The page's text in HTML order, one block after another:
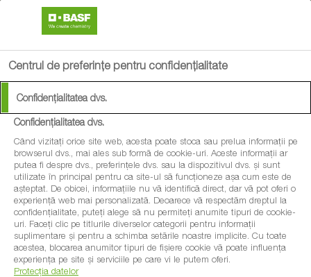
Centrul de preferințe pentru confidențialitate
Confidențialitatea dvs.
Confidențialitatea dvs.
Când vizitați orice site web, acesta poate stoca sau prelua informații pe
browserul dvs., mai ales sub formă de cookie-uri. Aceste informații ar
putea fi despre dvs., preferințele dvs. sau la dispozitivul dvs. și sunt
utilizate în principal pentru ca site-ul să funcționeze așa cum este de
așteptat. De obicei, informațiile nu vă identifică direct, dar vă pot oferi o
experiență web mai personalizată. Deoarece vă respectăm dreptul la
confidențialitate, puteți alege să nu permiteți anumite tipuri de cookie-
uri. Faceți clic pe titlurile diverselor categorii pentru informații
suplimentare și pentru a schimba setările noastre implicite. Cu toate
acestea, blocarea anumitor tipuri de fișiere cookie vă poate influența
experiența pe site și serviciile pe care vi le putem oferi.
Protecția datelor